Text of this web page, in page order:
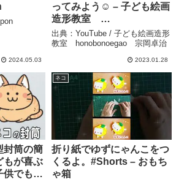
2024.05.03
ってみよう☺ – 子ども絵画
造形教室
honobonoegao 宗岡卓
治
出典：YouTube / 子ども絵画造形
教室 honobonoegao 宗岡卓治
2023.01.28
封筒の簡
が喜ぶ
でも作
ネコ
折り紙でゆずにゃんこをつ
くるよ。#Shorts – おもち
ゃ箱